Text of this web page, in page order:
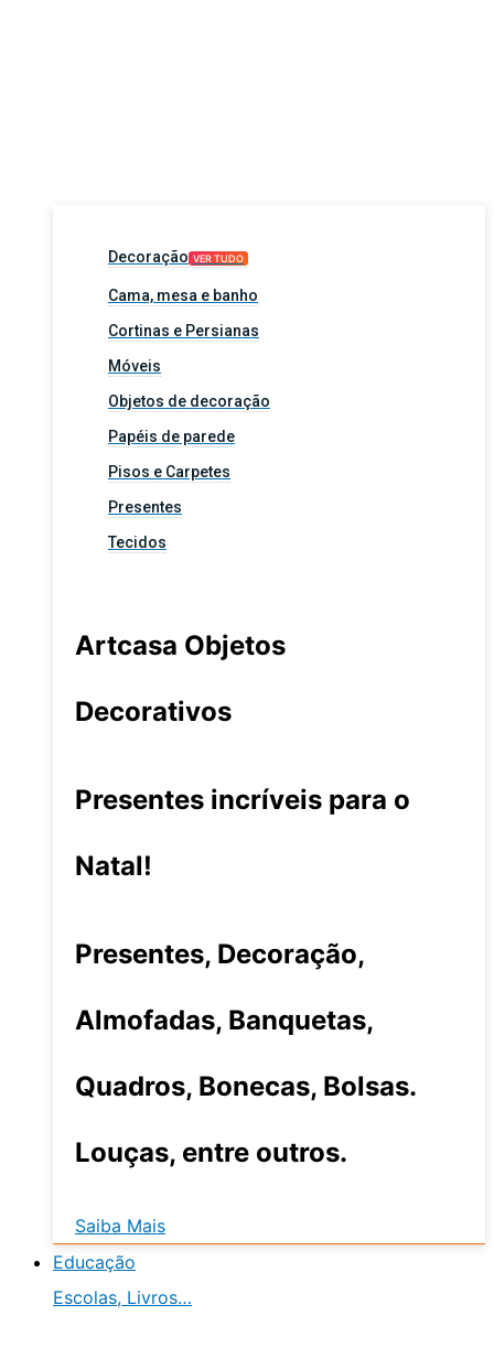
Decoração VER TUDO
Cama, mesa e banho
Cortinas e Persianas
Móveis
Objetos de decoração
Papéis de parede
Pisos e Carpetes
Presentes
Tecidos
Artcasa Objetos
Decorativos
Presentes incríveis para o
Natal!
Presentes, Decoração,
Almofadas, Banquetas,
Quadros, Bonecas, Bolsas.
Louças, entre outros.
Saiba Mais
Educação
Escolas, Livros…